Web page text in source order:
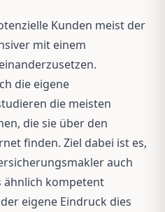
Kunden meist der
mit einem
die eigene
die meisten
die sie über den
finden. Ziel dabei ist es,
auch
ähnlich kompetent
eigene Eindruck dies